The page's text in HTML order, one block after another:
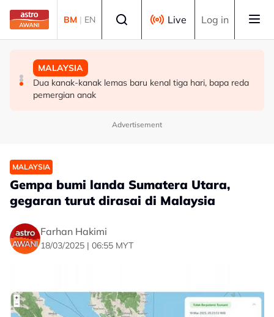
Skip to main content
BM | EN Live Log in
MALAYSIA
Guru tampar pelajar diarah bayar ganti rugi lebih
RM80,000
POLITIK
Azmin gelar ADUN PH sebagai ‘adinda, sahabat dan
teman’
MALAYSIA
Dua kanak-kanak lemas baru kenal tiga hari, bapa reda
pemergian anak
Advertisement
MALAYSIA
Gempa bumi landa Sumatera Utara,
gegaran turut dirasai di Malaysia
Farhan Hakimi
18/03/2025 | 06:55 MYT